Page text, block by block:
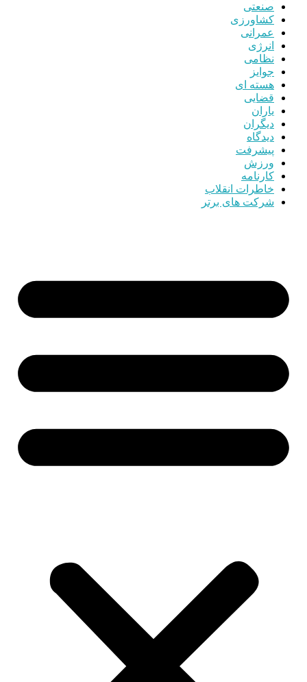
صنعتی
کشاورزی
عمرانی
انرژی
نظامی
جوایز
هسته ای
قضایی
یاران
دیگران
دیدگاه
پیشرفت
ورزش
کارنامه
خاطرات انقلاب
شرکت های برتر